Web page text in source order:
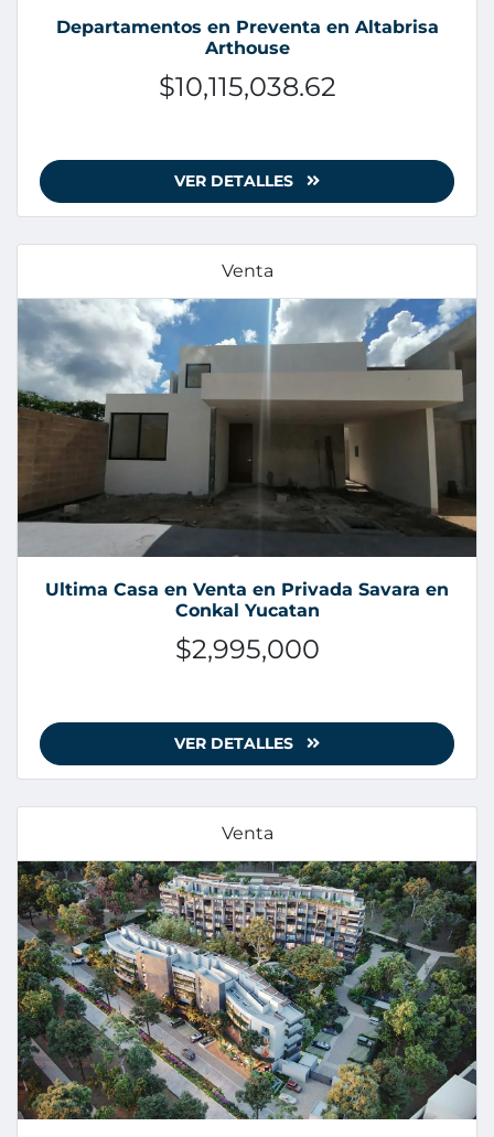
Departamentos en Preventa en Altabrisa
Arthouse
$10,115,038.62
VER DETALLES
Venta
Ultima Casa en Venta en Privada Savara en
Conkal Yucatan
$2,995,000
VER DETALLES
Venta